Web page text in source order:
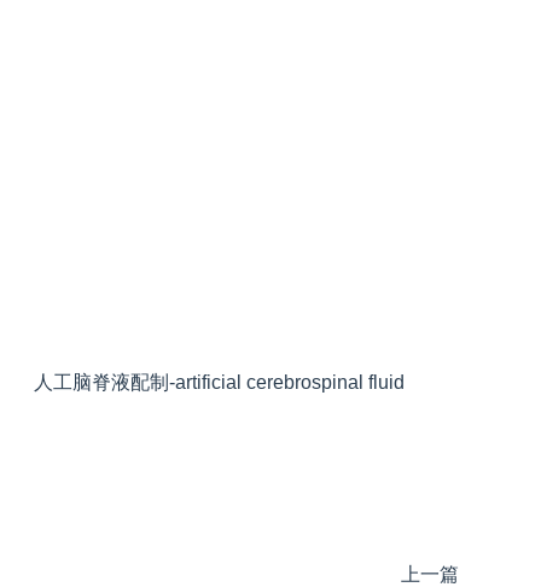
人工脑脊液配制-artificial cerebrospinal fluid
上一篇